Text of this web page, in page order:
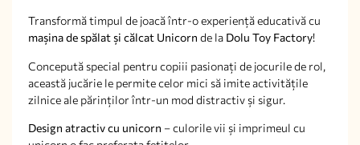
Transformă timpul de joacă într-o experiență educativă cu
mașina de spălat și călcat Unicorn de la Dolu Toy Factory!
Concepută special pentru copiii pasionați de jocurile de rol,
această jucărie le permite celor mici să imite activitățile
zilnice ale părinților într-un mod distractiv și sigur.
Design atractiv cu unicorn – culorile vii și imprimeul cu